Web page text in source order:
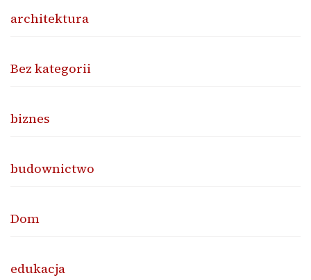
architektura
Bez kategorii
biznes
budownictwo
Dom
edukacja